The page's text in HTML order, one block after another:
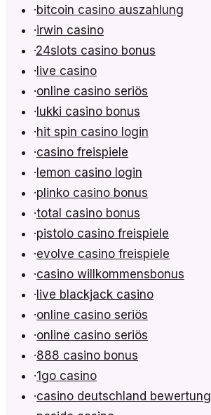
·bitcoin casino auszahlung
·irwin casino
·24slots casino bonus
· live casino
·online casino seriös
· lukki casino bonus
·hit spin casino login
·casino freispiele
· lemon casino login
·plinko casino bonus
·total casino bonus
·pistolo casino freispiele
·evolve casino freispiele
·casino willkommensbonus
· live blackjack casino
·online casino seriös
·online casino seriös
·888 casino bonus
·1go casino
·casino deutschland bewertung